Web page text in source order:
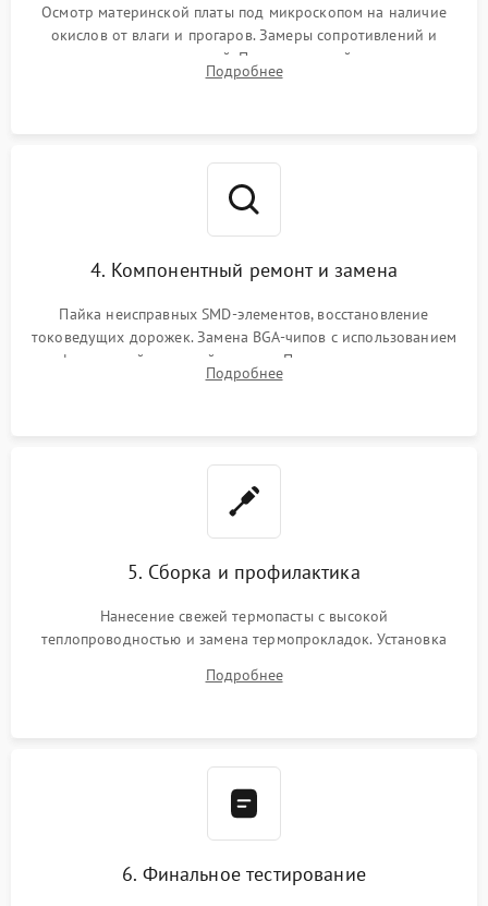
Осмотр материнской платы под микроскопом на наличие
окислов от влаги и прогаров. Замеры сопротивлений и
дежурных напряжений. Проверка цепей питания,
мультиконтроллера, процессора и видеочипа.
Подробнее
4. Компонентный ремонт и замена
Пайка неисправных SMD-элементов, восстановление
токоведущих дорожек. Замена BGA-чипов с использованием
инфракрасной паяльной станции. Прошивка микросхемы
BIOS или замена поврежденных портов USB
Подробнее
5. Сборка и профилактика
Нанесение свежей термопасты с высокой
теплопроводностью и замена термопрокладок. Установка
шлейфов, модулей памяти и накопителей. Предварительная
Подробнее
6. Финальное тестирование